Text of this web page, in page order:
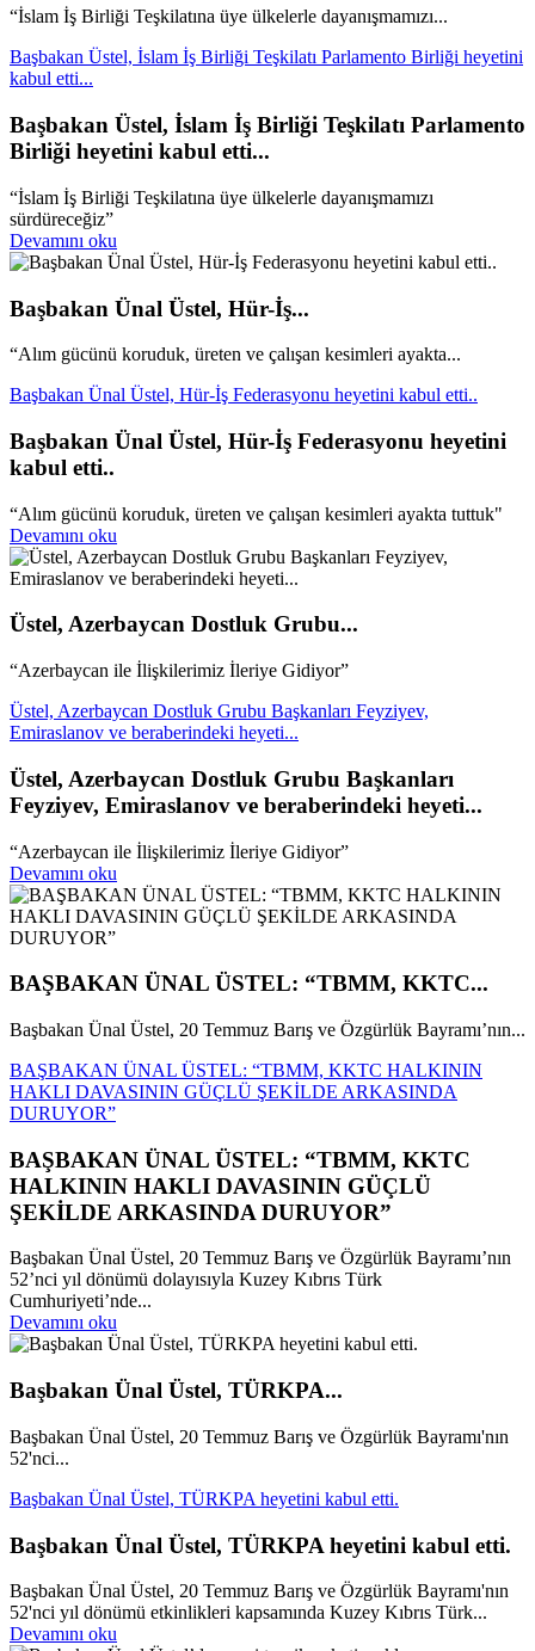
“İslam İş Birliği Teşkilatına üye ülkelerle dayanışmamızı...
Başbakan Üstel, İslam İş Birliği Teşkilatı Parlamento Birliği heyetini
kabul etti...
Başbakan Üstel, İslam İş Birliği Teşkilatı Parlamento
Birliği heyetini kabul etti...
“İslam İş Birliği Teşkilatına üye ülkelerle dayanışmamızı
sürdüreceğiz”
Devamını oku
Başbakan Ünal Üstel, Hür-İş...
“Alım gücünü koruduk, üreten ve çalışan kesimleri ayakta...
Başbakan Ünal Üstel, Hür-İş Federasyonu heyetini kabul etti..
Başbakan Ünal Üstel, Hür-İş Federasyonu heyetini
kabul etti..
“Alım gücünü koruduk, üreten ve çalışan kesimleri ayakta tuttuk"
Devamını oku
Üstel, Azerbaycan Dostluk Grubu...
“Azerbaycan ile İlişkilerimiz İleriye Gidiyor”
Üstel, Azerbaycan Dostluk Grubu Başkanları Feyziyev,
Emiraslanov ve beraberindeki heyeti...
Üstel, Azerbaycan Dostluk Grubu Başkanları
Feyziyev, Emiraslanov ve beraberindeki heyeti...
“Azerbaycan ile İlişkilerimiz İleriye Gidiyor”
Devamını oku
BAŞBAKAN ÜNAL ÜSTEL: “TBMM, KKTC...
Başbakan Ünal Üstel, 20 Temmuz Barış ve Özgürlük Bayramı’nın...
BAŞBAKAN ÜNAL ÜSTEL: “TBMM, KKTC HALKININ
HAKLI DAVASININ GÜÇLÜ ŞEKİLDE ARKASINDA
DURUYOR”
BAŞBAKAN ÜNAL ÜSTEL: “TBMM, KKTC
HALKININ HAKLI DAVASININ GÜÇLÜ
ŞEKİLDE ARKASINDA DURUYOR”
Başbakan Ünal Üstel, 20 Temmuz Barış ve Özgürlük Bayramı’nın
52’nci yıl dönümü dolayısıyla Kuzey Kıbrıs Türk
Cumhuriyeti’nde...
Devamını oku
Başbakan Ünal Üstel, TÜRKPA...
Başbakan Ünal Üstel, 20 Temmuz Barış ve Özgürlük Bayramı'nın
52'nci...
Başbakan Ünal Üstel, TÜRKPA heyetini kabul etti.
Başbakan Ünal Üstel, TÜRKPA heyetini kabul etti.
Başbakan Ünal Üstel, 20 Temmuz Barış ve Özgürlük Bayramı'nın
52'nci yıl dönümü etkinlikleri kapsamında Kuzey Kıbrıs Türk...
Devamını oku